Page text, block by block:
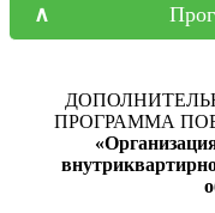
ПРОГРАММА